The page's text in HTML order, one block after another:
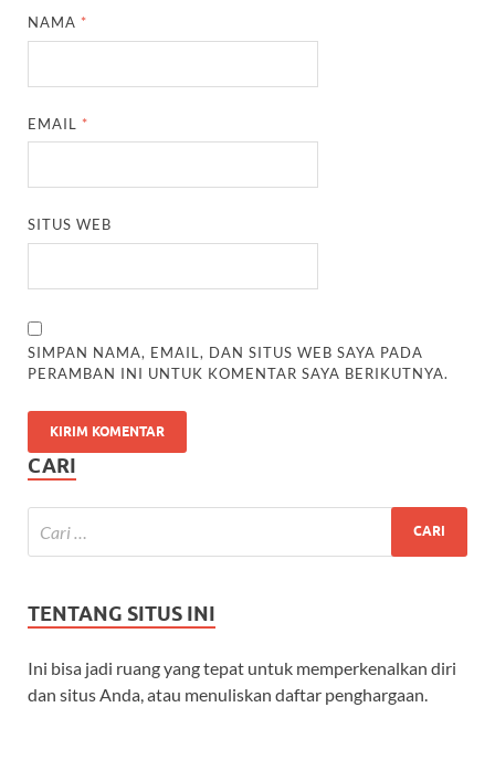
NAMA *
EMAIL *
SITUS WEB
SIMPAN NAMA, EMAIL, DAN SITUS WEB SAYA PADA
PERAMBAN INI UNTUK KOMENTAR SAYA BERIKUTNYA.
CARI
TENTANG SITUS INI
Ini bisa jadi ruang yang tepat untuk memperkenalkan diri
dan situs Anda, atau menuliskan daftar penghargaan.